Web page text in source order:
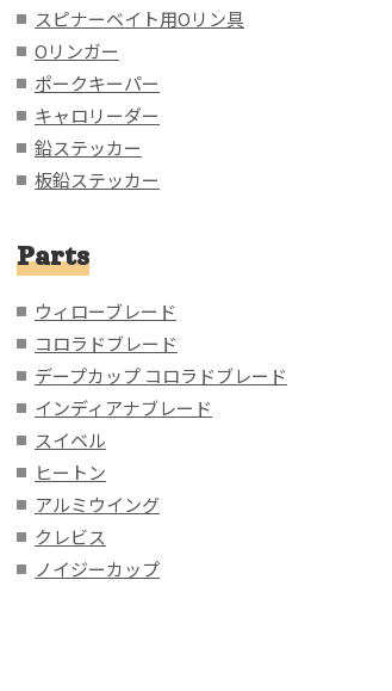
スピナーベイト用Oリン具
Oリンガー
ポークキーパー
キャロリーダー
鉛ステッカー
板鉛ステッカー
Parts
ウィローブレード
コロラドブレード
デープカップ コロラドブレード
インディアナブレード
スイベル
ヒートン
アルミウイング
クレビス
ノイジーカップ